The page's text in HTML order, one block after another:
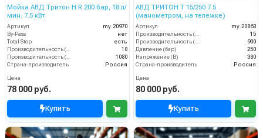
Мойка АВД Тритон H R 200 бар, 18 л/
мин. 7.5 кВт
Артикул
my.20970
By-Pass
нет
Total Stop
есть
Производительность (л/мин)
18
Производительность (л/ч)
1080
Страна-производитель
Россия
Цена
78 000 руб.
Купить
АВД ТРИТОН T 15/250 7.5
(манометром, на тележке)
Артикул
my.20863
Производительность (л/мин)
15
Производительность (л/ч)
900
Давление (бар)
250
Напряжение (В)
380
Страна-производитель
Россия
Цена
80 000 руб.
Купить